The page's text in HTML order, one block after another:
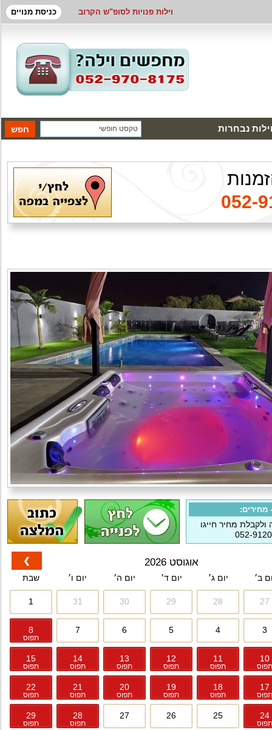
וילות פנויות לסופ"ש הקרוב כניסת מנויים
נבחרות
052-
מחירים:
מחיר חייגו
052-
אוגוסט 2026
ב׳ יום ג׳ יום ד׳ יום ה׳ יום ו׳ שבת
27
28
29
30
31
1
3
4
5
6
7
8
תפוס
10
11
תפוס
12
תפוס
13
תפוס
14
תפוס
15
תפוס
17
18
תפוס
19
תפוס
20
תפוס
21
תפוס
22
תפוס
24
25
26
27
28
תפוס
29
תפוס
❯